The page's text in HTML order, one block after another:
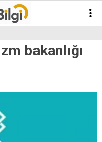
bakanlığı